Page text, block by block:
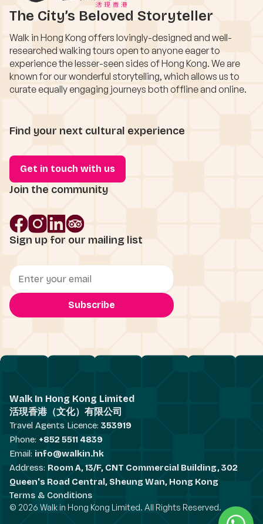
The City’s Beloved Storyteller
Walk in Hong Kong offers lovingly-designed and well-
researched walking tours open to anyone eager to
experience the lesser-seen sides of Hong Kong. We are
known for our wonderful storytelling, which allows us to
curate equally engaging journeys both offline and online.
Find your next cultural experience
Get in touch with us
Join the community
Sign up for our mailing list
Walk In Hong Kong Limited
活現香港（文化）有限公司
Travel Agents Licence: 353919
Phone: +852 5511 4839
Email: info@walkin.hk
Address: Room A, 13/F, CNT Commercial Building, 302
Queen's Road Central, Sheung Wan, Hong Kong
Terms & Conditions
© 2026 Walk in Hong Kong Limited. All Rights Reserved.